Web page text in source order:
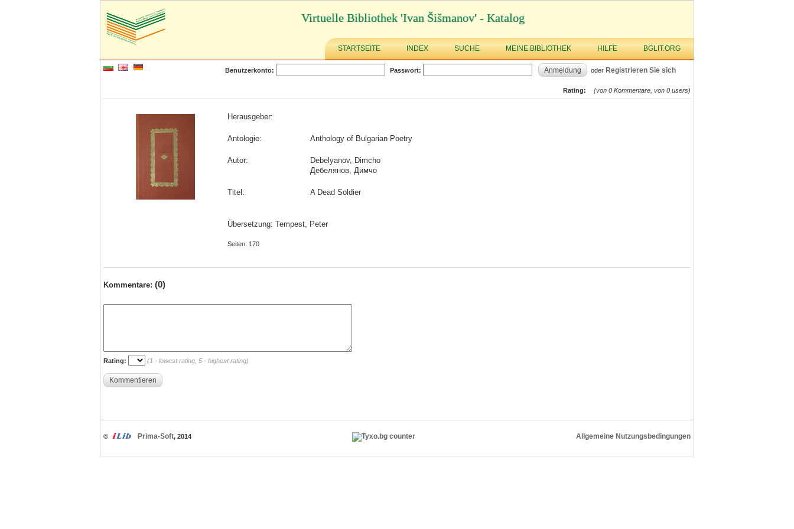
Virtuelle Bibliothek 'Ivan Šišmanov' - Katalog
STARTSEITE INDEX SUCHE MEINE BIBLIOTHEK HILFE BGLIT.ORG
Benutzerkonto: Passwort: Anmeldung oder Registrieren Sie sich
Rating: (von 0 Kommentare, von 0 users)
Herausgeber:
Antologie: Anthology of Bulgarian Poetry
Autor:
Debelyanov, Dimcho
Дебелянов, Димчо
Titel: A Dead Soldier
Übersetzung: Tempest, Peter
Seiten: 170
Kommentare: (0)
Rating: (1 - lowest rating, 5 - highest rating)
Kommentieren
© Prima-Soft, 2014 Allgemeine Nutzungsbedingungen